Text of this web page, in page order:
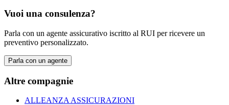
Vuoi una consulenza?
Parla con un agente assicurativo iscritto al RUI per ricevere un
preventivo personalizzato.
Parla con un agente
Altre compagnie
ALLEANZA ASSICURAZIONI